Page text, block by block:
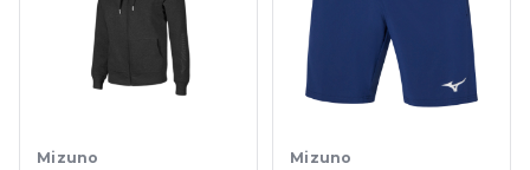
Mizuno Mizuno